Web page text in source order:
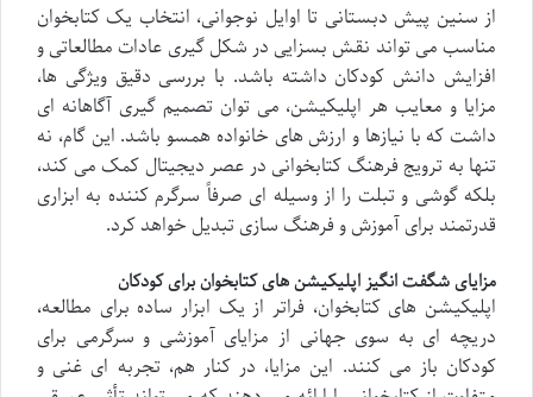
از سنین پیش دبستانی تا اوایل نوجوانی، انتخاب یک کتابخوان
مناسب می تواند نقش بسزایی در شکل گیری عادات مطالعاتی و
افزایش دانش کودکان داشته باشد. با بررسی دقیق ویژگی ها،
مزایا و معایب هر اپلیکیشن، می توان تصمیم گیری آگاهانه ای
داشت که با نیازها و ارزش های خانواده همسو باشد. این گام، نه
تنها به ترویج فرهنگ کتابخوانی در عصر دیجیتال کمک می کند،
بلکه گوشی و تبلت را از وسیله ای صرفاً سرگرم کننده به ابزاری
قدرتمند برای آموزش و فرهنگ سازی تبدیل خواهد کرد.
مزایای شگفت انگیز اپلیکیشن های کتابخوان برای کودکان
اپلیکیشن های کتابخوان، فراتر از یک ابزار ساده برای مطالعه،
دریچه ای به سوی جهانی از مزایای آموزشی و سرگرمی برای
کودکان باز می کنند. این مزایا، در کنار هم، تجربه ای غنی و